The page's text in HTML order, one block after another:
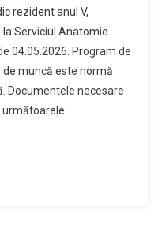
rezident anul V,
Serviciul Anatomie
04.05.2026. Program de
de muncă este normă
Documentele necesare
următoarele: